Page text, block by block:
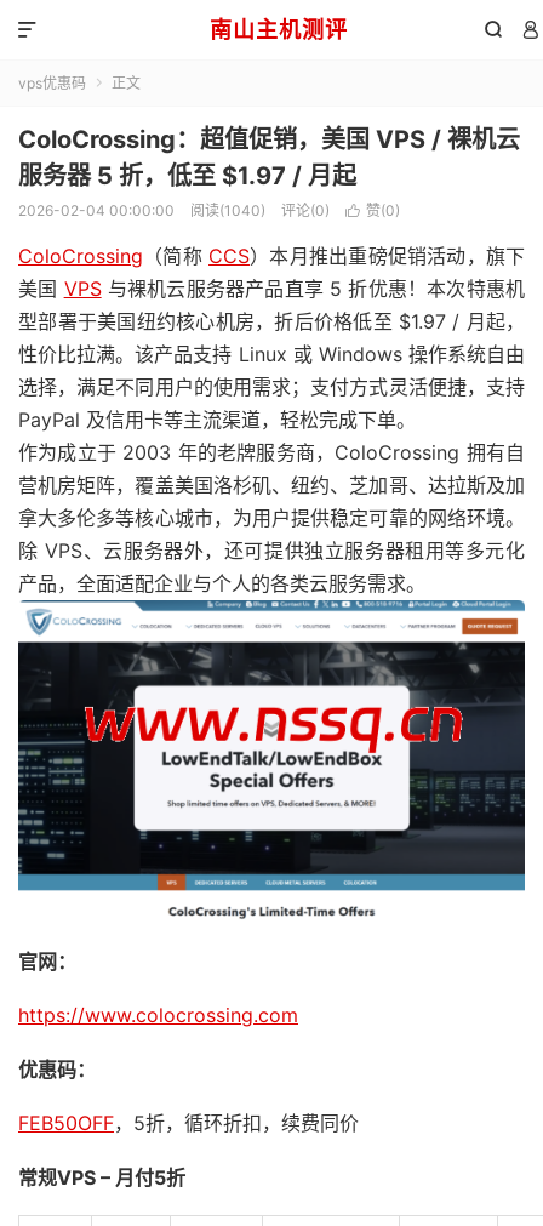
南山主机测评  

vps优惠码  正文
ColoCrossing：超值促销，美国 VPS / 裸机云
服务器 5 折，低至 $1.97 / 月起
2026-02-04 00:00:00 阅读(1040) 评论(0)  赞(0)
ColoCrossing （简称 CCS）本月推出重磅促销活动，旗下
美国 VPS与裸机云服务器产品直享 5 折优惠！本次特惠机
型部署于美国纽约核心机房，折后价格低至 $1.97 / 月起，
性价比拉满。该产品支持 Linux 或 Windows 操作系统自由
选择，满足不同用户的使用需求；支付方式灵活便捷，支持
PayPal 及信用卡等主流渠道，轻松完成下单。
作为成立于 2003 年的老牌服务商，ColoCrossing 拥有自
营机房矩阵，覆盖美国洛杉矶、纽约、芝加哥、达拉斯及加
拿大多伦多等核心城市，为用户提供稳定可靠的网络环境。
除 VPS、云服务器外，还可提供独立服务器租用等多元化
产品，全面适配企业与个人的各类云服务需求。
官网：
https://www.colocrossing.com
优惠码：
FEB50OFF，5折，循环折扣，续费同价
常规VPS – 月付5折